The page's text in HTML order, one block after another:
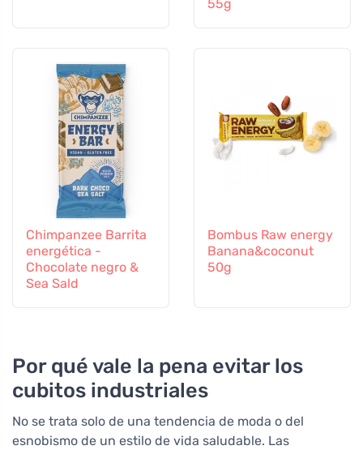
55g
Chimpanzee Barrita
energética -
Chocolate negro &
Sea Sald
Bombus Raw energy
Banana&coconut
50g
Por qué vale la pena evitar los
cubitos industriales
No se trata solo de una tendencia de moda o del
esnobismo de un estilo de vida saludable. Las